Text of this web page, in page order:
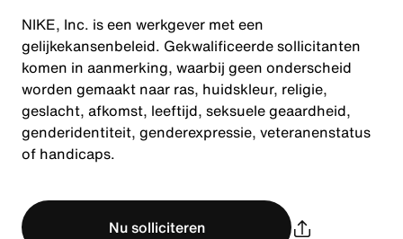
NIKE, Inc. is een werkgever met een
gelijkekansenbeleid. Gekwalificeerde sollicitanten
komen in aanmerking, waarbij geen onderscheid
worden gemaakt naar ras, huidskleur, religie,
geslacht, afkomst, leeftijd, seksuele geaardheid,
genderidentiteit, genderexpressie, veteranenstatus
of handicaps.
Nu solliciteren